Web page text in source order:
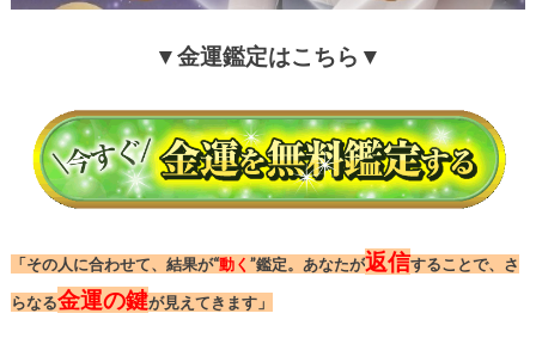
▼金運鑑定はこちら▼
「その人に合わせて、結果が“動く ”鑑定。あなたが返信することで、さ
らなる金運の鍵が見えてきます」